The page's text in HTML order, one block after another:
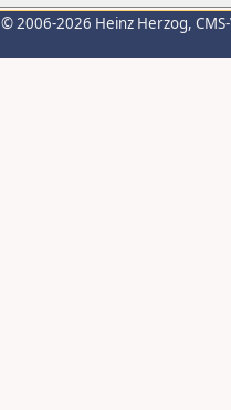
© 2006-2026 Heinz Herzog,